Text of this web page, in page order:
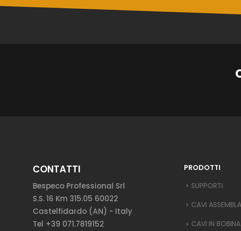
CONTATTI
Bespeco Professional Srl
S.S. 16 Km 315.05 60022
Castelfidardo (AN) - Italy
Tel +39 071.7819152
PRODOTTI
SUPPORTI
CAVI
CAVI IN BOBINA